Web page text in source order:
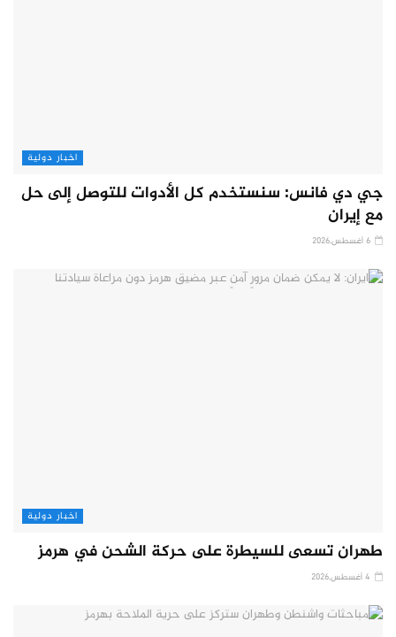
اخبار دولية
جي دي فانس: سنستخدم كل الأدوات للتوصل إلى حل
مع إيران
اخبار دولية
طهران تسعى للسيطرة على حركة الشحن في هرمز